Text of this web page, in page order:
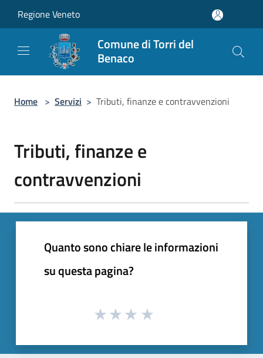
Regione Veneto
Comune di Torri del
Benaco
Home > Servizi > Tributi, finanze e contravvenzioni
Tributi, finanze e
contravvenzioni
Quanto sono chiare le informazioni
su questa pagina?